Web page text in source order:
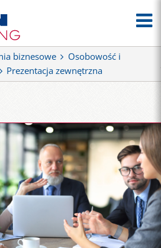
biznesowe
Osobowość i
Prezentacja zewnętrzna